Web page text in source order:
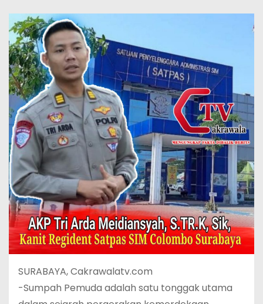
SURABAYA, Cakrawalatv.com
-Sumpah Pemuda adalah satu tonggak utama